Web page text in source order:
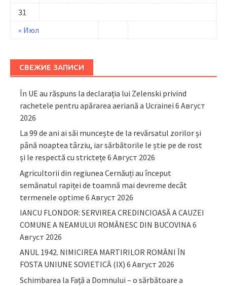
« Июл
31
СВЕЖИЕ ЗАПИСИ
În UE au răspuns la declarația lui Zelenski privind
rachetele pentru apărarea aeriană a Ucrainei 6 Август
2026
La 99 de ani ai săi muncește de la revărsatul zorilor și
până noaptea târziu, iar sărbătorile le știe pe de rost
și le respectă cu strictețe 6 Август 2026
Agricultorii din regiunea Cernăuți au început
semănatul rapiței de toamnă mai devreme decât
termenele optime 6 Август 2026
IANCU FLONDOR: SERVIREA CREDINCIOASĂ A CAUZEI
COMUNE A NEAMULUI ROMÂNESC DIN BUCOVINA6
Август 2026
ANUL 1942. NIMICIREA MARTIRILOR ROMÂNI ÎN
FOSTA UNIUNE SOVIETICĂ (IX) 6 Август 2026
Schimbarea la Față a Domnului – o sărbătoare a